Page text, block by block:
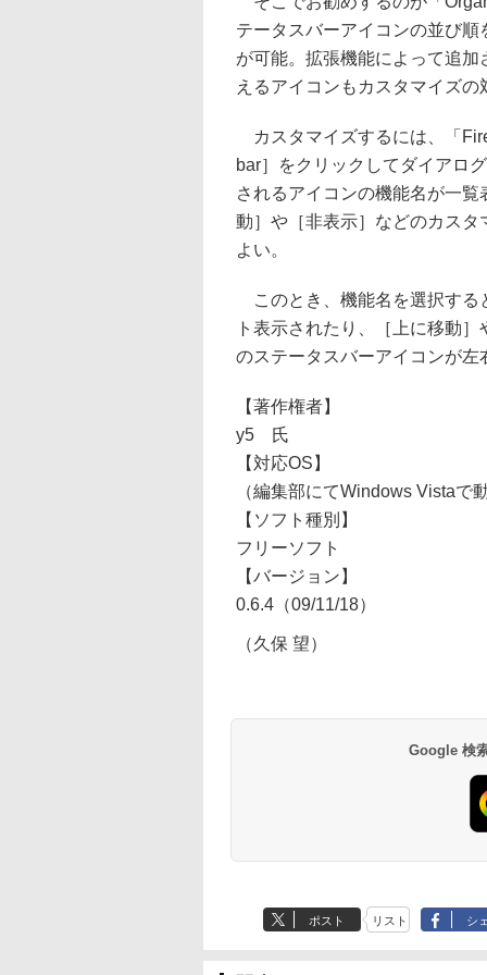
テータスバーアイコンの並び
が可能。拡張機能によって追
えるアイコンもカスタマイズ
カスタマイズするには、「
bar］をクリックしてダイアロ
されるアイコンの機能名が一
動］や［非表示］などのカス
よい。
このとき、機能名を選択する
ト表示されたり、［上に移動
のステータスバーアイコンが
【著作権者】
y5 氏
【対応OS】
（編集部にてWindows Vistaで
【ソフト種別】
フリーソフト
【バージョン】
0.6.4（09/11/18）
（久保 望）
Google 検
ポスト リスト シ